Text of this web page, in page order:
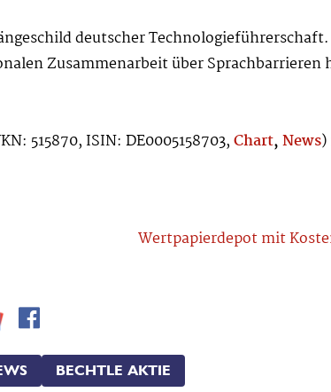
deutscher
Zusammenarbeit über
515870, ISIN: DE0005158703,Chart,News
Wertpapierdepot mit
BECHTLE AKTIE